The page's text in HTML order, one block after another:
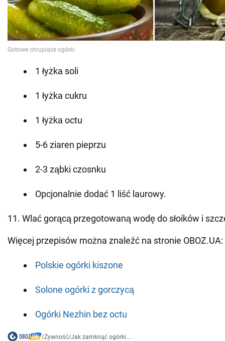
1 łyżka soli
1 łyżka cukru
1 łyżka octu
5-6 ziaren pieprzu
2-3 ząbki czosnku
Opcjonalnie dodać 1 liść laurowy.
11. Wlać gorącą przegotowaną wodę do słoików i
Więcej przepisów można znaleźć na stronie OBOZ.UA:
Polskie ogórki kiszone
Solone ogórki z gorczycą
Ogórki Nezhin bez octu
/Żywność/Jak zamknąć ogórki...